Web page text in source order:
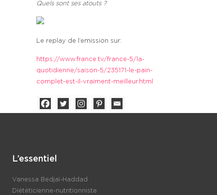
Quels sont ses atouts ?
Le replay de l’emission sur:
https://www.france.tv/france-5/la-
quotidienne/saison-5/235171-le-pain-
complet-est-il-vraiment-meilleur.html
L’essentiel
Vanessa Bedjaï-Haddad
Diététicienne-nutritionniste